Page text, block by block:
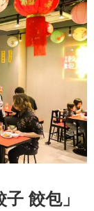
餃包」